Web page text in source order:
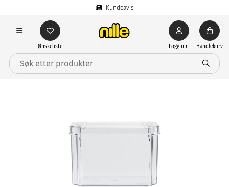
Kundeavis
Ønskeliste Logg inn Handlekurv